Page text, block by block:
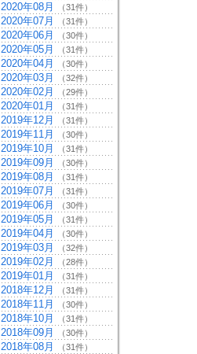
2020年08月 （31件）
2020年07月 （31件）
2020年06月 （30件）
2020年05月 （31件）
2020年04月 （30件）
2020年03月 （32件）
2020年02月 （29件）
2020年01月 （31件）
2019年12月 （31件）
2019年11月 （30件）
2019年10月 （31件）
2019年09月 （30件）
2019年08月 （31件）
2019年07月 （31件）
2019年06月 （30件）
2019年05月 （31件）
2019年04月 （30件）
2019年03月 （32件）
2019年02月 （28件）
2019年01月 （31件）
2018年12月 （31件）
2018年11月 （30件）
2018年10月 （31件）
2018年09月 （30件）
2018年08月 （31件）